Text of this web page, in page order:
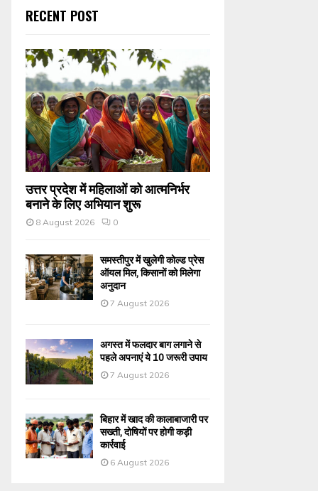
RECENT POST
उत्तर प्रदेश में महिलाओं को आत्मनिर्भर
बनाने के लिए अभियान शुरू
8 August 2026 0
समस्तीपुर में खुलेगी कोल्ड प्रेस
ऑयल मिल, किसानों को मिलेगा
अनुदान
7 August 2026
अगस्त में फलदार बाग लगाने से
पहले अपनाएं ये 10 जरूरी उपाय
7 August 2026
बिहार में खाद की कालाबाजारी पर
सख्ती, दोषियों पर होगी कड़ी
कार्रवाई
6 August 2026